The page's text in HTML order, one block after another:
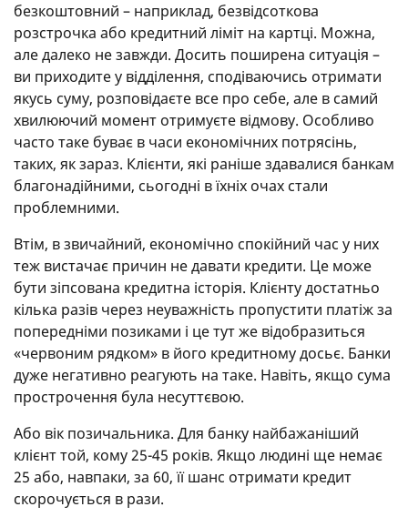
безкоштовний – наприклад, безвідсоткова
розстрочка або кредитний ліміт на картці. Можна,
але далеко не завжди. Досить поширена ситуація –
ви приходите у відділення, сподіваючись отримати
якусь суму, розповідаєте все про себе, але в самий
хвилюючий момент отримуєте відмову. Особливо
часто таке буває в часи економічних потрясінь,
таких, як зараз. Клієнти, які раніше здавалися банкам
благонадійними, сьогодні в їхніх очах стали
проблемними.
Втім, в звичайний, економічно спокійний час у них
теж вистачає причин не давати кредити. Це може
бути зіпсована кредитна історія. Клієнту достатньо
кілька разів через неуважність пропустити платіж за
попередніми позиками і це тут же відобразиться
«червоним рядком» в його кредитному досьє. Банки
дуже негативно реагують на таке. Навіть, якщо сума
прострочення була несуттєвою.
Або вік позичальника. Для банку найбажаніший
клієнт той, кому 25-45 років. Якщо людині ще немає
25 або, навпаки, за 60, її шанс отримати кредит
скорочується в рази.